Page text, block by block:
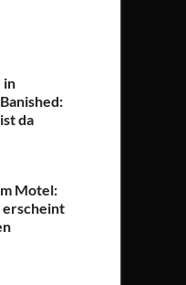
in
da
Motel:
erscheint